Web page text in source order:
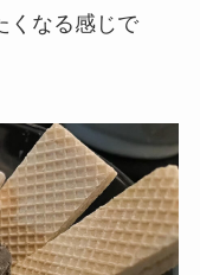
くなる感じで